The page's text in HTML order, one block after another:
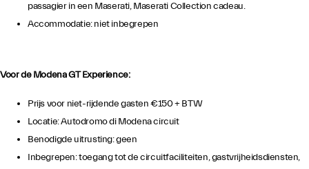
passagier in een Maserati, Maserati Collection cadeau.
Accommodatie: niet inbegrepen
Voor de Modena GT Experience:
Prijs voor niet-rijdende gasten €150 + BTW
Locatie: Autodromo di Modena circuit
Benodigde uitrusting: geen
Inbegrepen: toegang tot de circuitfaciliteiten, gastvrijheidsdiensten,